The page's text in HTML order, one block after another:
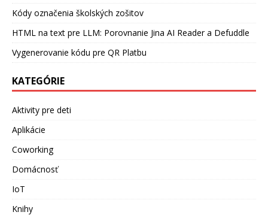
Kódy označenia školských zošitov
HTML na text pre LLM: Porovnanie Jina AI Reader a Defuddle
Vygenerovanie kódu pre QR Platbu
KATEGÓRIE
Aktivity pre deti
Aplikácie
Coworking
Domácnosť
IoT
Knihy